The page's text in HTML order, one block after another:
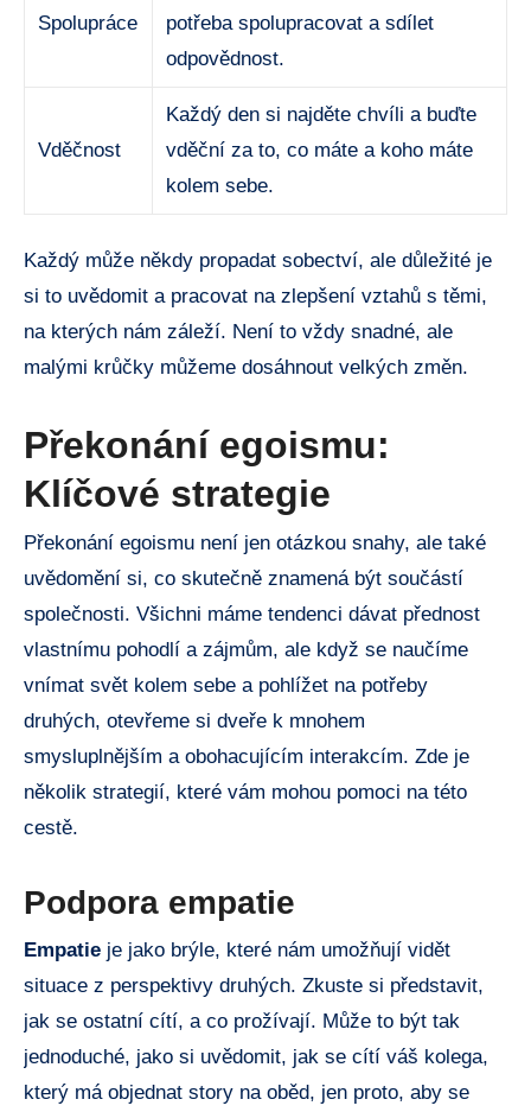
Spolupráce
potřeba spolupracovat a sdílet
odpovědnost.
Vděčnost
Každý den si najděte chvíli a buďte
vděční za to, co máte a koho máte
kolem sebe.
Každý může někdy propadat sobectví, ale důležité je
si to uvědomit a pracovat na zlepšení vztahů s těmi,
na kterých nám záleží. Není to vždy snadné, ale
malými krůčky můžeme dosáhnout velkých změn.
Překonání egoismu:
Klíčové strategie
Překonání egoismu není jen otázkou snahy, ale také
uvědomění si, co skutečně znamená být součástí
společnosti. Všichni máme tendenci dávat přednost
vlastnímu pohodlí a zájmům, ale když se naučíme
vnímat svět kolem sebe a pohlížet na potřeby
druhých, otevřeme si dveře k mnohem
smysluplnějším a obohacujícím interakcím. Zde je
několik strategií, které vám mohou pomoci na této
cestě.
Podpora empatie
Empatie je jako brýle, které nám umožňují vidět
situace z perspektivy druhých. Zkuste si představit,
jak se ostatní cítí, a co prožívají. Může to být tak
jednoduché, jako si uvědomit, jak se cítí váš kolega,
který má objednat story na oběd, jen proto, aby se